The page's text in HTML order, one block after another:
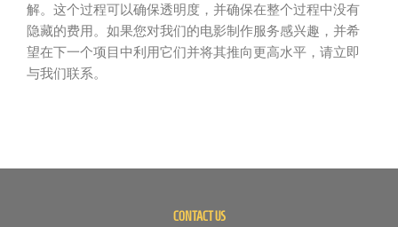
解。这个过程可以确保透明度，并确保在整个过程中没有
隐藏的费用。如果您对我们的电影制作服务感兴趣，并希
望在下一个项目中利用它们并将其推向更高水平，请立即
与我们联系。
CONTACT US